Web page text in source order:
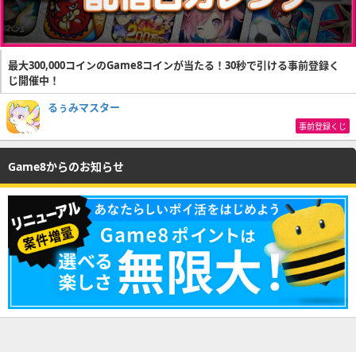
最大300,000コインのGame8コインが当たる！30秒で引ける事前登録く
じ開催中！
るぅみマスター
事前登録くじ
Game8からのお知らせ